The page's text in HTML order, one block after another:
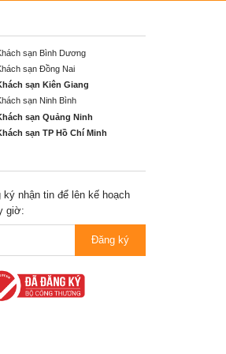
sạn Bình Dương
sạn Đồng Nai
sạn Kiên Giang
sạn Ninh Bình
sạn Quảng Ninh
sạn TP Hồ Chí Minh
ký nhận tin để lên kế hoạch
giờ:
Đăng ký